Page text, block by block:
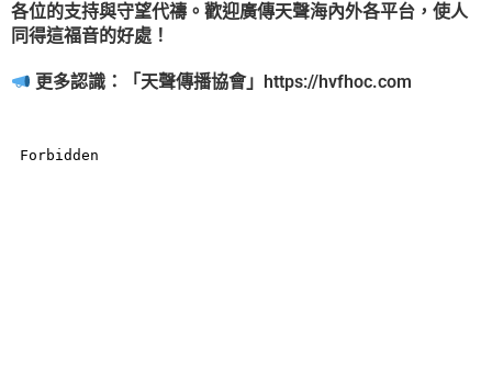
各位的支持與守望代禱。歡迎廣傳天聲海內外各平台，使人
同得這福音的好處！
更多認識：「天聲傳播協會」 https://hvfhoc.com